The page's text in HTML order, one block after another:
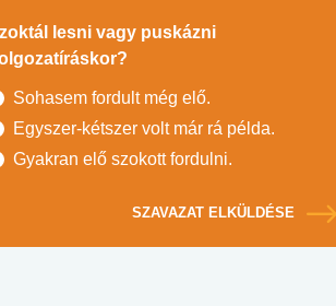
lesni vagy puskázni
Sohasem fordult még elő.
Egyszer-kétszer volt már rá példa.
Gyakran elő szokott fordulni.
SZAVAZAT ELKÜLDÉSE